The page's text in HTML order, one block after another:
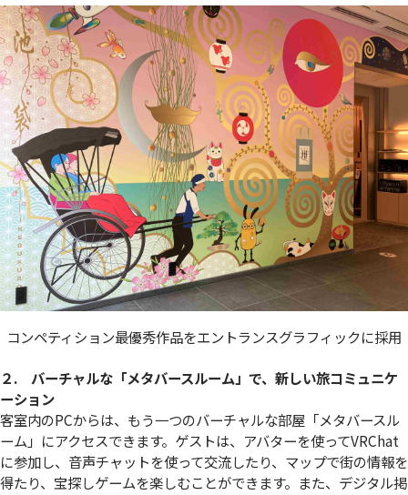
コンペティション最優秀作品をエントランスグラフィックに採用
２. バーチャルな「メタバースルーム」で、新しい旅コミュニケ
ーション
客室内のPCからは、もう一つのバーチャルな部屋「メタバースル
ーム」にアクセスできます。ゲストは、アバターを使ってVRChat
に参加し、音声チャットを使って交流したり、マップで街の情報を
得たり、宝探しゲームを楽しむことができます。また、デジタル掲